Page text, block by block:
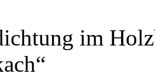
im